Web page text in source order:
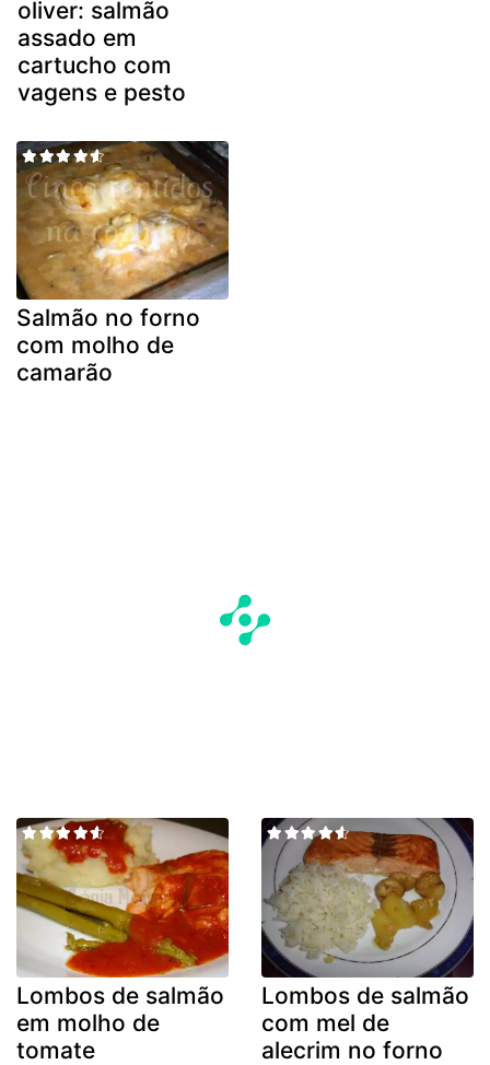
oliver: salmão
assado em
cartucho com
vagens e pesto
Salmão no forno
com molho de
camarão
Lombos de salmão
em molho de
tomate
Lombos de salmão
com mel de
alecrim no forno